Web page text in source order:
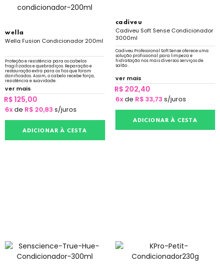
wella
Wella Fusion Condicionador 200ml
Proteção e resistência para os cabelos
fragilizados e quebradiços. Reparação e
restauração extra para os fios que foram
danificados. Assim, o cabelo recebe força,
resistência e suavidade.
ver mais
R$ 125,00
6xde R$ 20,83 s/juros
ADICIONAR À CESTA
cadiveu
Cadiveu Soft Sense Condicionador
3000ml
Cadiveu Professional Soft Sense oferece uma
solução profissional para limpeza e
hidratação nos mais diversos serviços de
salão .
ver mais
R$ 202,40
6xde R$ 33,73 s/juros
ADICIONAR À CESTA